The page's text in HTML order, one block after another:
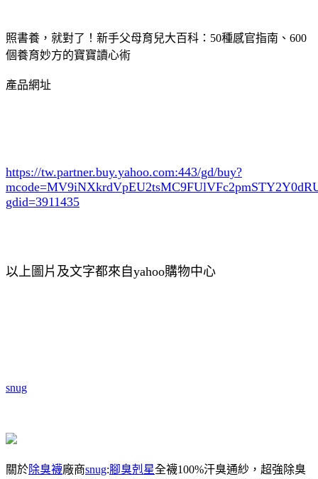
照書養，就對了！新手父母育兒大百科：50種感官指南、600
個養育妙方的寶寶讀心術
產品網址
https://tw.partner.buy.yahoo.com:443/gd/buy?
gdid=3911435
以上圖片及文字都來自yahoo購物中心
snug
關於除臭襪廠商snug:腳臭剋星全襪100%汗臭通紗，超強除臭